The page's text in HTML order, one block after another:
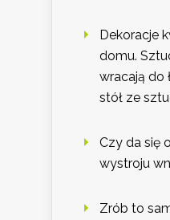
Dekoracje
domu.
wracają do
stół ze
Czy da się
wystroju
Zrób to